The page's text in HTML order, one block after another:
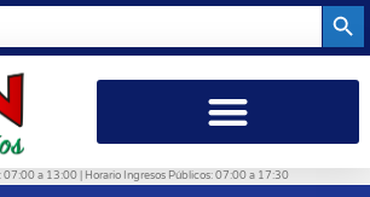
07:00 a 13:00 | Horario Ingresos Públicos: 07:00 a 17:30